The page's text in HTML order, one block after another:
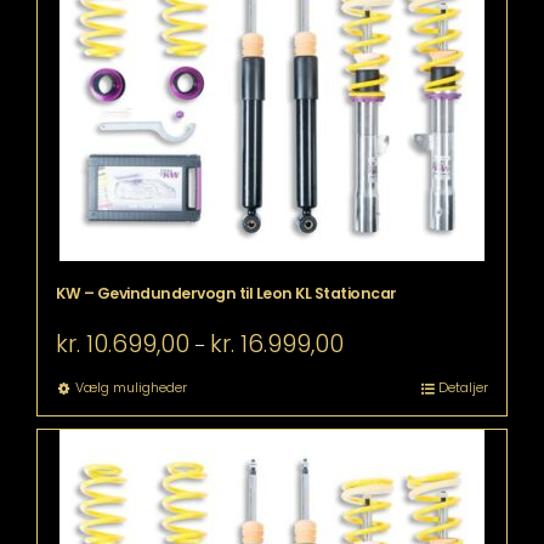
Mulighederne
kan
vælges
på
varesiden
KW – Gevindundervogn til Leon KL Stationcar
kr. 10.699,00 – kr. 16.999,00
Vælg mulighederDette
vare
har
flere
varianter.
Mulighederne
kan
Detaljer